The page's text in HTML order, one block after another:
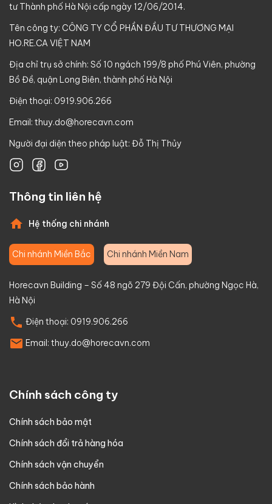
tư Thành phố Hà Nội cấp ngày 12/06/2014.
Tên công ty: CÔNG TY CỔ PHẦN ĐẦU TƯ THƯƠNG MẠI
HO.RE.CA VIỆT NAM
Địa chỉ trụ sở chính: Số 10 ngách 199/8 phố Phú Viên, phường
Bồ Đề, quận Long Biên, thành phố Hà Nội
Điện thoại: 0919.906.266
Email: thuy.do@horecavn.com
Người đại diện theo pháp luật: Đỗ Thị Thủy
Thông tin liên hệ
Hệ thống chi nhánh
Chi nhánh Miền Bắc Chi nhánh Miền Nam
Horecavn Building – Số 48 ngõ 279 Đội Cấn, phường Ngọc Hà,
Hà Nội
Điện thoại: 0919.906.266
Email: thuy.do@horecavn.com
Chính sách công ty
Chính sách bảo mật
Chính sách đổi trả hàng hóa
Chính sách vận chuyển
Chính sách bảo hành